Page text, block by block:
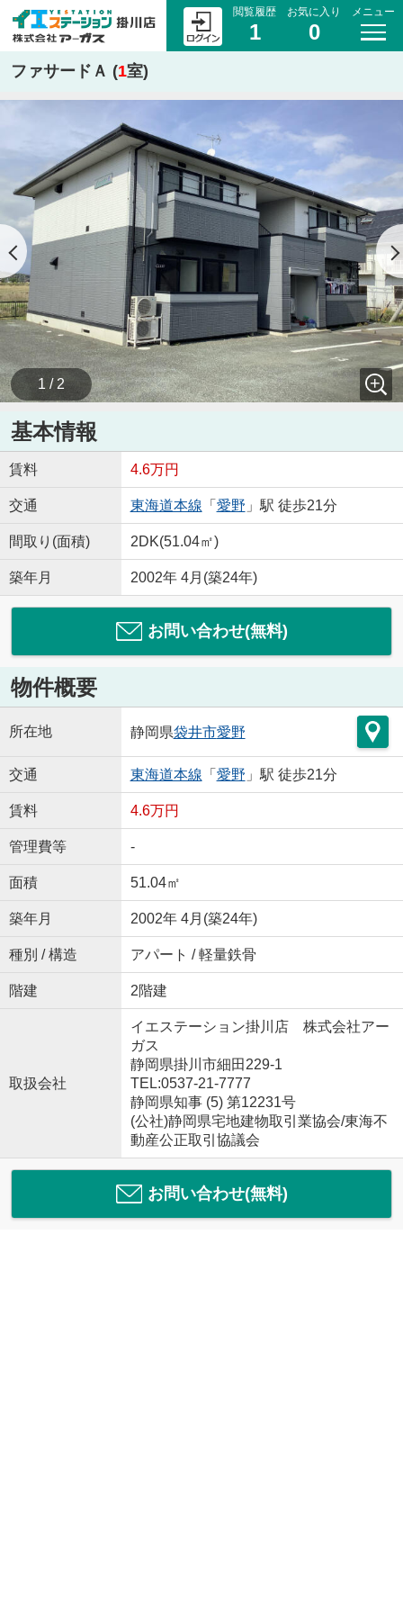
閲覧履歴
1
お気に入り
0
メニュー
ファサードＡ (1室)
1 / 2
基本情報
賃料 4.6万円
交通 東海道本線 「 愛野 」駅 徒歩21分
間取り(面積) 2DK(51.04㎡)
築年月 2002年 4月(築24年)
お問い合わせ(無料)
物件概要
所在地 静岡県袋井市愛野
交通 東海道本線 「 愛野 」駅 徒歩21分
賃料 4.6万円
管理費等 -
面積 51.04㎡
築年月 2002年 4月(築24年)
種別 / 構造 アパート / 軽量鉄骨
階建 2階建
取扱会社
イエステーション掛川店 株式会社アー
ガス
静岡県掛川市細田229-1
TEL:0537-21-7777
静岡県知事 (5) 第12231号
(公社)静岡県宅地建物取引業協会/東海不
動産公正取引協議会
お問い合わせ(無料)